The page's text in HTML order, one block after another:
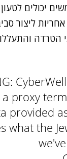
יכולים
ליצור
הטרדה
proxy
provided
what the